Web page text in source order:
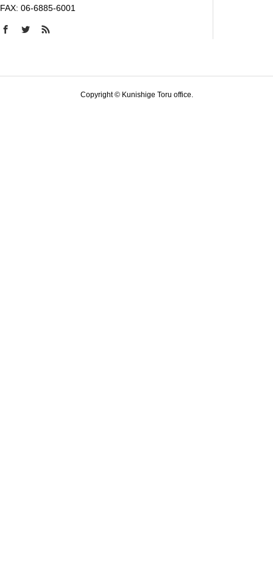
FAX: 06-6885-6001
Copyright © Kunishige Toru office.